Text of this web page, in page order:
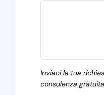
Inviaci la tua
consulenza